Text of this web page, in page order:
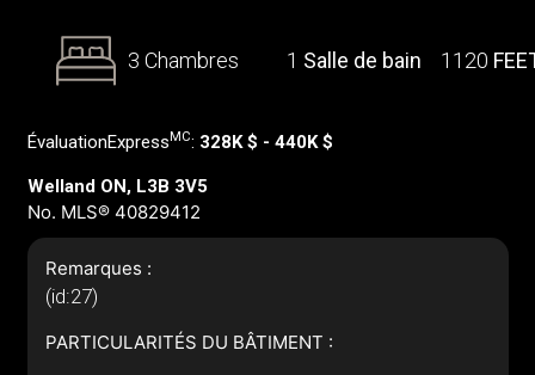
3 Chambres 1 Salle de bain 1120
ÉvaluationExpress MC: 328K $ - 440K $
Welland ON, L3B 3V5
No. MLS® 40829412
Remarques :
(id:27)
PARTICULARITÉS DU BÂTIMENT :